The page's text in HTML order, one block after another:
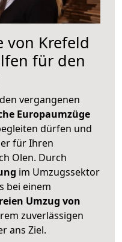
von Krefeld
für den
vergangenen
Europaumzüge
dürfen und
für Ihren
Olen. Durch
im Umzugssektor
bei einem
Umzug von
zuverlässigen
ans Ziel.